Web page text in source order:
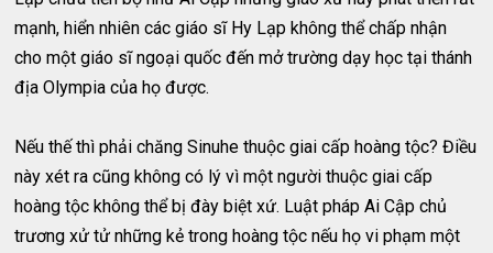
mạnh, hiển nhiên các giáo sĩ Hy Lạp không thể chấp nhận
cho một giáo sĩ ngoại quốc đến mở trường dạy học tại thánh
địa Olympia của họ được.
Nếu thế thì phải chăng Sinuhe thuộc giai cấp hoàng tộc? Điều
này xét ra cũng không có lý vì một người thuộc giai cấp
hoàng tộc không thể bị đày biệt xứ. Luật pháp Ai Cập chủ
trương xử tử những kẻ trong hoàng tộc nếu họ vi phạm một